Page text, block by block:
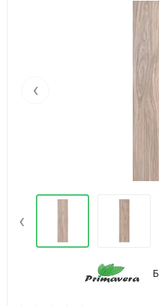
‹
‹